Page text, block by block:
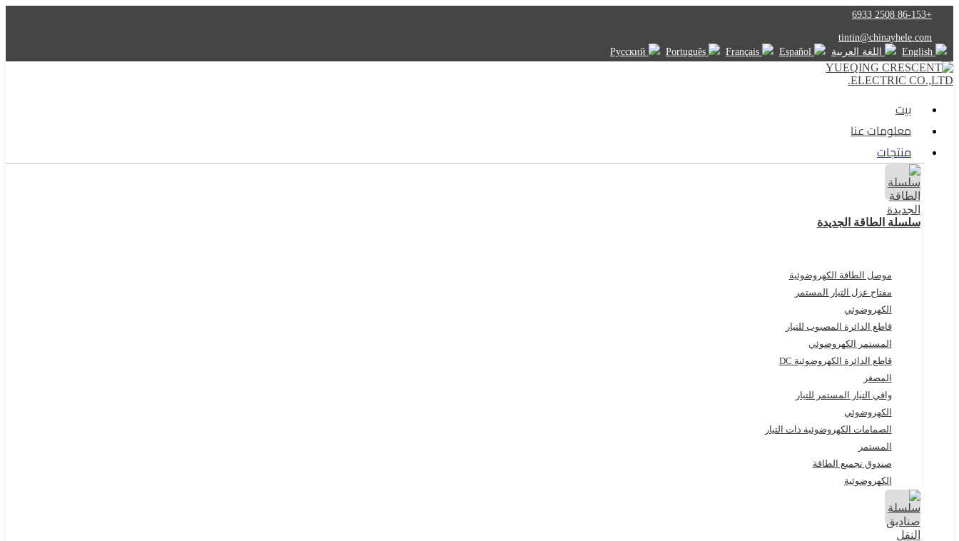
+86-153 2508 6933
tintin@chinayhele.com
اللغة العربية
بيت
معلومات عنا
منتجات
سلسلة الطاقة الجديدة
موصل الطاقة الكهروضوئية
مفتاح عزل التيار المستمر
الكهروضوئي
قاطع الدائرة المصبوب للتيار
المستمر الكهروضوئي
قاطع الدائرة الكهروضوئية DC
المصغر
واقي التيار المستمر للتيار
الكهروضوئي
الصمامات الكهروضوئية ذات التيار
المستمر
صندوق تجميع الطاقة
الكهروضوئية